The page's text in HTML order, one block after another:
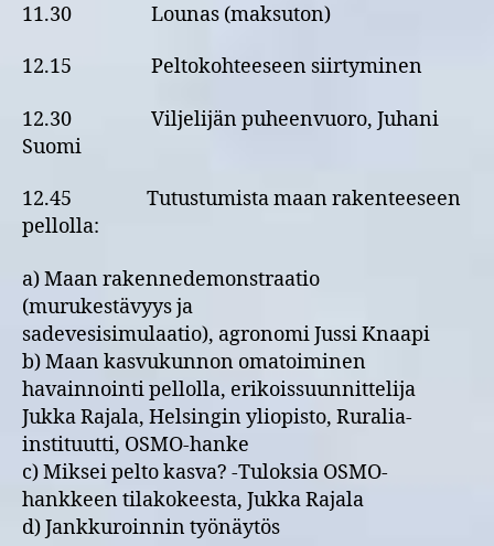
11.30 Lounas (maksuton)
12.15 Peltokohteeseen siirtyminen
12.30 Viljelijän puheenvuoro, Juhani
Suomi
12.45 Tutustumista maan rakenteeseen
pellolla:
a) Maan rakennedemonstraatio
(murukestävyys ja
sadevesisimulaatio), agronomi Jussi Knaapi
b) Maan kasvukunnon omatoiminen
havainnointi pellolla, erikoissuunnittelija
Jukka Rajala, Helsingin yliopisto, Ruralia-
instituutti, OSMO-hanke
c) Miksei pelto kasva? -Tuloksia OSMO-
hankkeen tilakokeesta, Jukka Rajala
d) Jankkuroinnin työnäytös